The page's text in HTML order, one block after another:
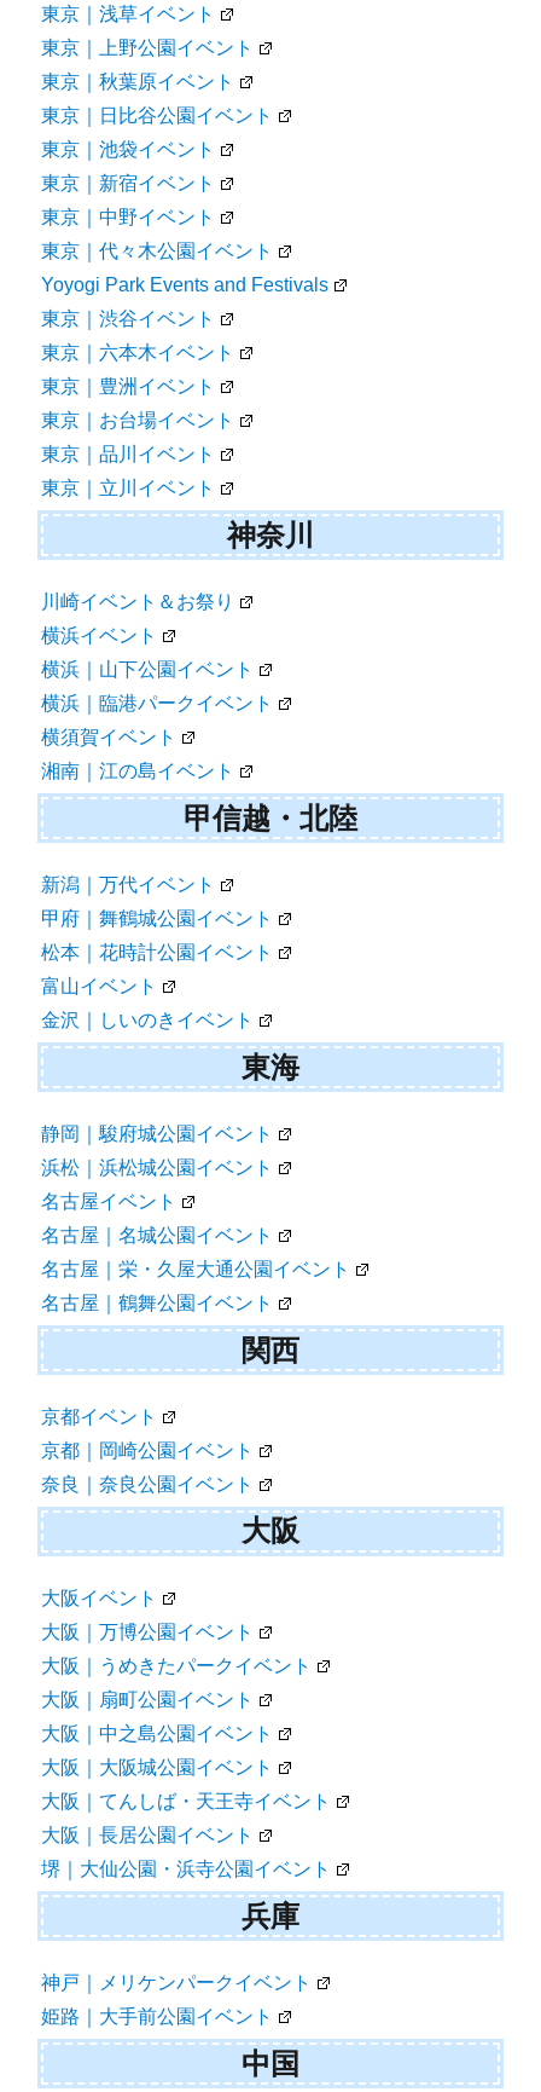
東京｜浅草イベント
東京｜上野公園イベント
東京｜秋葉原イベント
東京｜日比谷公園イベント
東京｜池袋イベント
東京｜新宿イベント
東京｜中野イベント
東京｜代々木公園イベント
Yoyogi Park Events and Festivals
東京｜渋谷イベント
東京｜六本木イベント
東京｜豊洲イベント
東京｜お台場イベント
東京｜品川イベント
東京｜立川イベント
神奈川
川崎イベント＆お祭り
横浜イベント
横浜｜山下公園イベント
横浜｜臨港パークイベント
横須賀イベント
湘南｜江の島イベント
甲信越・北陸
新潟｜万代イベント
甲府｜舞鶴城公園イベント
松本｜花時計公園イベント
富山イベント
金沢｜しいのきイベント
東海
静岡｜駿府城公園イベント
浜松｜浜松城公園イベント
名古屋イベント
名古屋｜名城公園イベント
名古屋｜栄・久屋大通公園イベント
名古屋｜鶴舞公園イベント
関西
京都イベント
京都｜岡崎公園イベント
奈良｜奈良公園イベント
大阪
大阪イベント
大阪｜万博公園イベント
大阪｜うめきたパークイベント
大阪｜扇町公園イベント
大阪｜中之島公園イベント
大阪｜大阪城公園イベント
大阪｜てんしば・天王寺イベント
大阪｜長居公園イベント
堺｜大仙公園・浜寺公園イベント
兵庫
神戸｜メリケンパークイベント
姫路｜大手前公園イベント
中国